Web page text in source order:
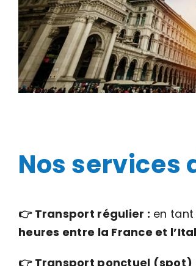
Nos
👉 Transport régulier : en
heures entre la France et
👉 Transport ponctuel (spot)